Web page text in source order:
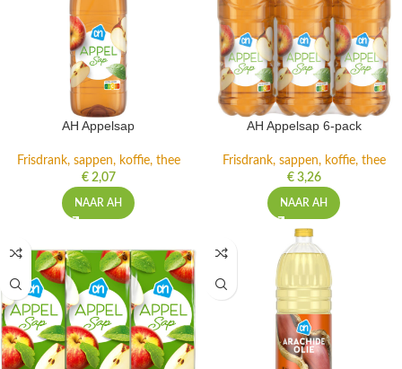
AH Appelsap
Frisdrank, sappen, koffie, thee
€2,07
NAAR AH
AH Appelsap 6-pack
Frisdrank, sappen, koffie, thee
€3,26
NAAR AH